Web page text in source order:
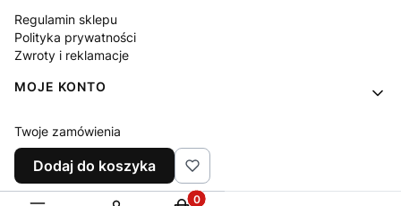
Regulamin sklepu
Polityka prywatności
Zwroty i reklamacje
MOJE KONTO
Twoje zamówienia
Ustawienia konta
Ulubione
Dodaj do koszyka